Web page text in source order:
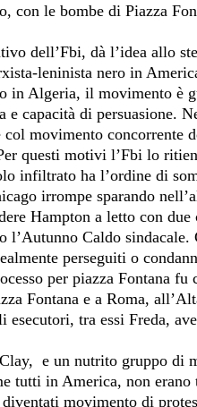
con le bombe di Piazza
dell’Fbi, dà l’idea allo
leninista nero in
Algeria, il movimento è
e capacità di persuasione.
movimento concorrente
questi motivi l’Fbi lo
infiltrato ha l’ordine di
irrompe sparando
Hampton a letto con due
Caldo sindacale.
perseguiti o
per piazza Fontana
Fontana e a Roma,
tra essi Freda,
e un nutrito gruppo di
tutti in America, non erano
movimento di